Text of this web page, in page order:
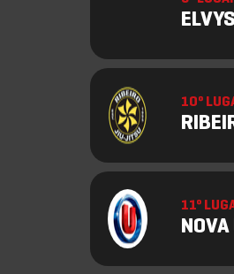
10º
11º
NOVA